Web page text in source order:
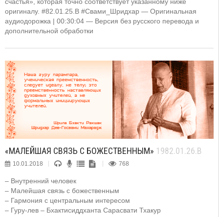
оригиналу. #82.01.25.B #Свами_Шридхар — Оригинальная
аудиодорожка | 00:30:04 — Версия без русского перевода и
дополнительной обработки
«МАЛЕЙШАЯ СВЯЗЬ С БОЖЕСТВЕННЫМ» 1982.01.26.B
10.01.2018 768
– Внутренний человек
– Малейшая связь с божественным
– Гармония с центральным интересом
– Гуру-лев – Бхактисиддханта Сарасвати Тхакур